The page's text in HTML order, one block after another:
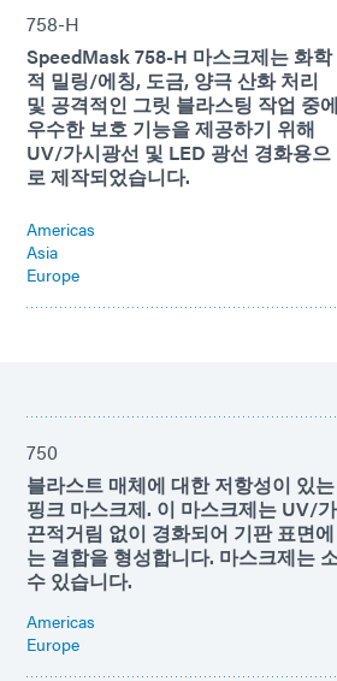
758-H
SpeedMask 758-H 마스크제는 화학
적 밀링/에칭, 도금, 양극 산화 처리
및 공격적인 그릿 블라스팅 작업 중에
우수한 보호 기능을 제공하기 위해
UV/가시광선 및 LED 광선 경화용으
로 제작되었습니다.
Americas
Asia
Europe
750
블라스트 매체에 대한 저항성이 있
핑크 마스크제. 이 마스크제는 UV/
끈적거림 없이 경화되어 기판 표면
는 결합을 형성합니다. 마스크제는
수 있습니다.
Americas
Europe